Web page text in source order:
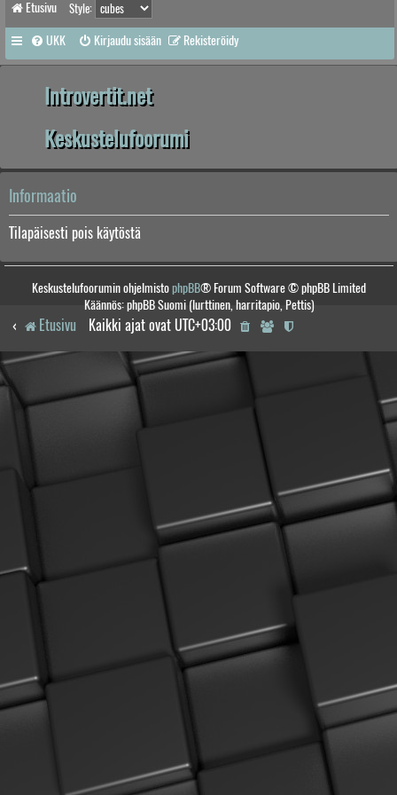
Etusivu Style:
UKK Kirjaudu sisään Rekisteröidy
Introvertit.net
Keskustelufoorumi
Informaatio
Tilapäisesti pois käytöstä
Keskustelufoorumin ohjelmistophpBB® Forum Software © phpBB Limited
Käännös: phpBB Suomi (lurttinen, harritapio, Pettis)
Etusivu Kaikki ajat ovat UTC+03:00